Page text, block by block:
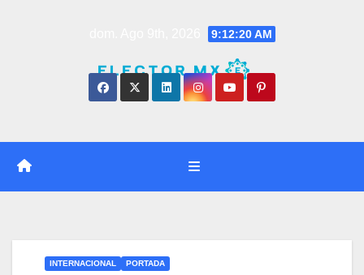
9:12:21 AM
INTERNACIONAL PORTADA